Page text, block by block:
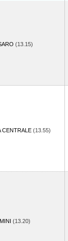
(13.15)
CENTRALE (13.55)
(13.20)